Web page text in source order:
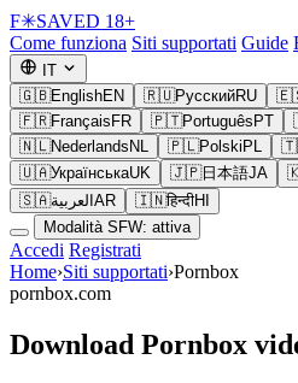
F✳SAVED 18+
Come funziona Siti supportati Guide
IT
🇬🇧EnglishEN 🇷🇺РусскийRU
🇫🇷Français FR 🇵🇹Português PT
🇳🇱Nederlands NL 🇵🇱Polski PL
🇺🇦УкраїнськаUK 🇯🇵日本語JA
🇸🇦العربية AR 🇮🇳हिन्दीHI
Modalità SFW: attiva
Accedi Registrati
Home›Siti supportati›Pornbox
pornbox.com
Download Pornbox